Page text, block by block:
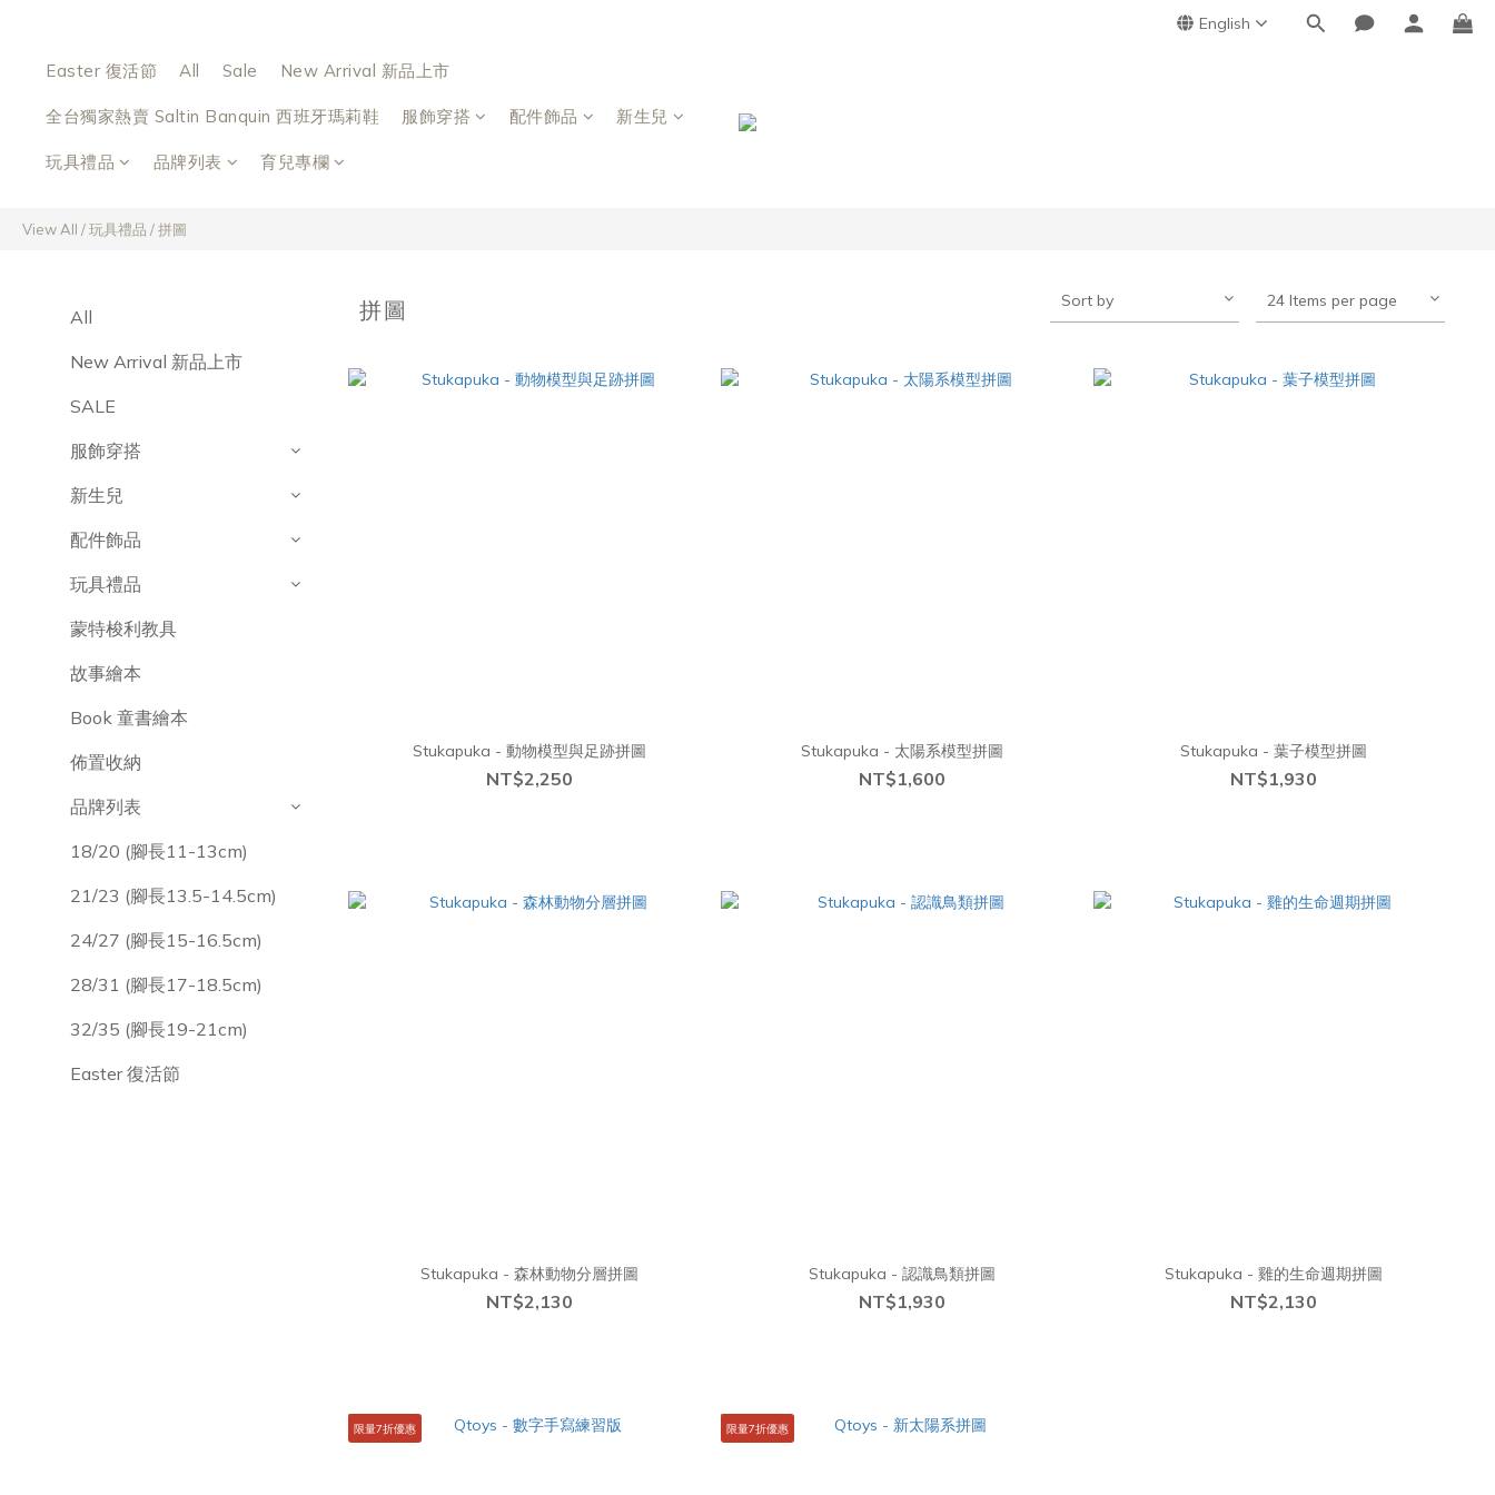
English
Easter 復活節 All Sale New Arrival 新品上市
全台獨家熱賣 Saltin Banquin 西班牙瑪莉鞋 服飾穿搭 配件飾品 新生兒
玩具禮品 品牌列表 育兒專欄
View All /玩具禮品 /拼圖
All
New Arrival 新品上市
SALE
服飾穿搭
新生兒
配件飾品
玩具禮品
蒙特梭利教具
故事繪本
Book 童書繪本
佈置收納
品牌列表
18/20 (腳長11-13cm)
21/23 (腳長13.5-14.5cm)
24/27 (腳長15-16.5cm)
28/31 (腳長17-18.5cm)
32/35 (腳長19-21cm)
Easter 復活節
拼圖 Sort by 24 Items per page
Stukapuka - 動物模型與足跡拼圖
NT$2,250
Stukapuka - 太陽系模型拼圖
NT$1,600
Stukapuka - 葉子模型拼圖
NT$1,930
Stukapuka - 森林動物分層拼圖
NT$2,130
Stukapuka - 認識鳥類拼圖
NT$1,930
Stukapuka - 雞的生命週期拼圖
NT$2,130
限量7折優惠 限量7折優惠